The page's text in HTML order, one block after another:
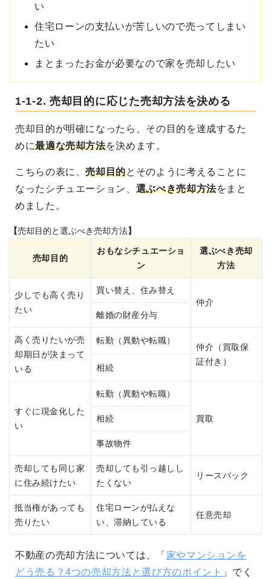
い
住宅ローンの支払いが苦しいので売ってしまい
たい
まとまったお金が必要なので家を売却したい
1-1-2. 売却目的に応じた売却方法を決める
売却目的が明確になったら、その目的を達成するた
めに最適な売却方法を決めます。
こちらの表に、売却目的とそのように考えることに
なったシチュエーション、 選ぶべき売却方法をまと
めました。
【売却目的と選ぶべき売却方法】
売却 目的
おもなシチュエーショ
ン
選ぶべき売却
方法
少しでも高く売り
たい
買い替え、住み替え
仲介
離婚の財産分与
高く売りたいが売
却期日が決まって
いる
転勤（異動や転職）
仲介（買取保
証付き）
相続
すぐに現金化した
い
転勤（異動や転職）
買取
相続
事故物件
売却しても同じ家
に住み続けたい
売却しても引っ越しし
たくない
リースバック
抵当権があっても
売りたい
住宅ローンが払えな
い、滞納している
任意売却
不動産の売却方法については、「 家やマンションを
どう売る？4つの売却方法と選び方のポイント 」でく